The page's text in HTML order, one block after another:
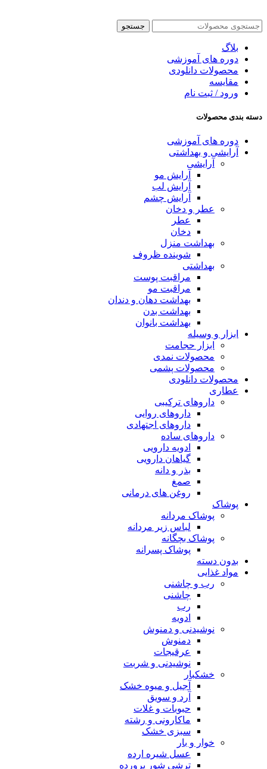
جستجو
بلاگ
دوره های آموزشی
محصولات دانلودی
مقایسه
ورود / ثبت نام
دسته بندی محصولات
دوره های آموزشی
آرایشی و بهداشتی
آرایشی
آرایش مو
آرایش لب
آرایش چشم
عطر و دخان
عطر
دخان
بهداشت منزل
شوینده ظروف
بهداشتی
مراقبت پوست
مراقبت مو
بهداشت دهان و دندان
بهداشت بدن
بهداشت بانوان
ابزار و وسیله
ابزار حجامت
محصولات نمدی
محصولات پشمی
محصولات دانلودی
عطاری
داروهای ترکیبی
داروهای روایی
داروهای اجتهادی
داروهای ساده
ادویه دارویی
گیاهان دارویی
بذر و دانه
صمغ
روغن های درمانی
پوشاک
پوشاک مردانه
لباس زیر مردانه
پوشاک بچگانه
پوشاک پسرانه
بدون دسته
مواد غذایی
رب و چاشنی
چاشنی
رب
ادویه
نوشیدنی و دمنوش
دمنوش
عرقیجات
نوشیدنی و شربت
خشکبار
آجیل و میوه خشک
آرد و سویق
حبوبات و غلات
ماکارونی و رشته
سبزی خشک
خوار و بار
عسل شیره ارده
ترشی شور پرورده